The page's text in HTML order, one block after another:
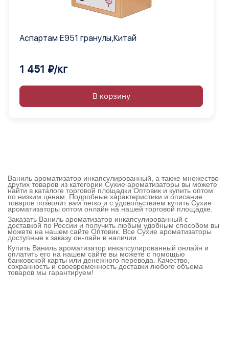
Аспартам Е951 гранулы,Китай
1 451 ₽/кг
В корзину
Ваниль ароматизатор инкапсулированный, а также множество
других товаров из категории Сухие ароматизаторы вы можете
найти в каталоге торговой площадки Оптовик и купить оптом
по низким ценам. Подробные характеристики и описание
товаров позволит вам легко и с удовольствием купить Сухие
ароматизаторы оптом онлайн на нашей торговой площадке.
Заказать Ваниль ароматизатор инкапсулированный с
доставкой по России и получить любым удобным способом вы
можете на нашем сайте Оптовик. Все Сухие ароматизаторы
доступные к заказу он-лайн в наличии.
Купить Ваниль ароматизатор инкапсулированный онлайн и
оплатить его на нашем сайте вы можете с помощью
банковской карты или денежного перевода. Качество,
сохранность и своевременность доставки любого объема
товаров мы гарантируем!